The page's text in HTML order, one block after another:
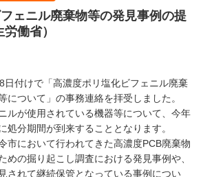
売
ついて
ェニル廃棄物等の発見事例の提
働省）
付けで「高濃度ポリ塩化ビフェニル廃棄
について 」の事務連絡を拝受しました。
ルが使用されている機器等について、今年
処分期間が到来することとなります。
市において行われてきた高濃度PCB廃棄物
めの掘り起こし調査における発見事例や、
されて継続保管となっている事例につい